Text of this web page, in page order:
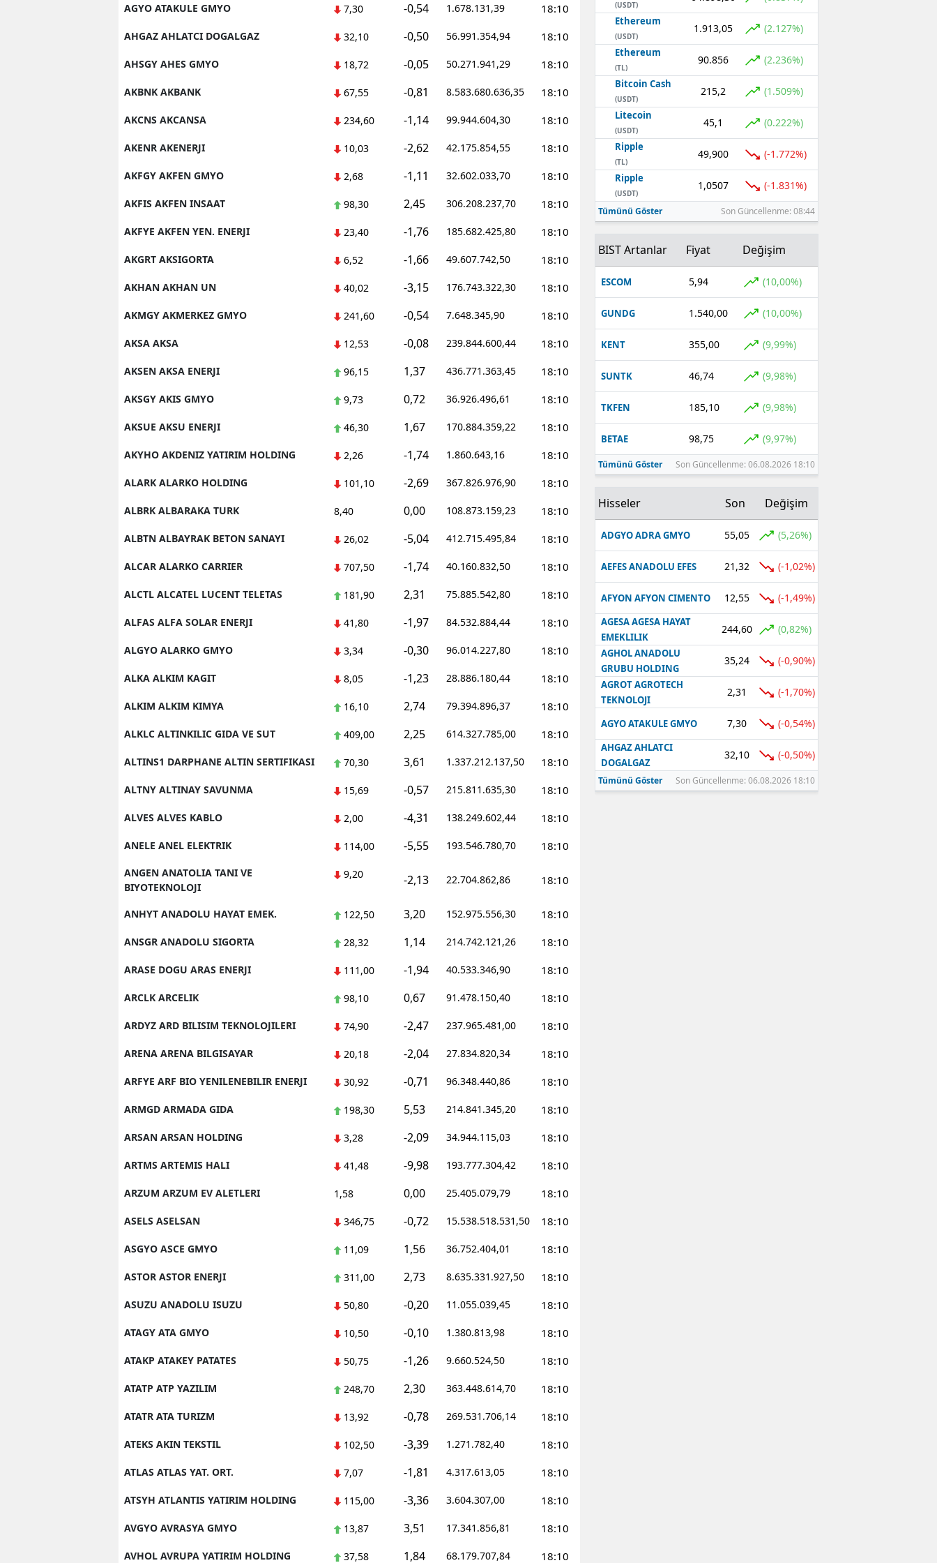
AGYO ATAKULE GMYO 7,30 -0,54 1.678.131,39 18:10
AHGAZ AHLATCI DOGALGAZ 32,10 -0,50 56.991.354,94 18:10
AHSGY AHES GMYO 18,72 -0,05 50.271.941,29 18:10
AKBNK AKBANK 67,55 -0,81 8.583.680.636,35 18:10
AKCNS AKCANSA 234,60 -1,14 99.944.604,30 18:10
AKENR AKENERJI 10,03 -2,62 42.175.854,55 18:10
AKFGY AKFEN GMYO 2,68 -1,11 32.602.033,70 18:10
AKFIS AKFEN INSAAT 98,30 2,45 306.208.237,70 18:10
AKFYE AKFEN YEN. ENERJI 23,40 -1,76 185.682.425,80 18:10
AKGRT AKSIGORTA 6,52 -1,66 49.607.742,50 18:10
AKHAN AKHAN UN 40,02 -3,15 176.743.322,30 18:10
AKMGY AKMERKEZ GMYO 241,60 -0,54 7.648.345,90 18:10
AKSA AKSA 12,53 -0,08 239.844.600,44 18:10
AKSEN AKSA ENERJI 96,15 1,37 436.771.363,45 18:10
AKSGY AKIS GMYO 9,73 0,72 36.926.496,61 18:10
AKSUE AKSU ENERJI 46,30 1,67 170.884.359,22 18:10
AKYHO AKDENIZ YATIRIM HOLDING 2,26 -1,74 1.860.643,16 18:10
ALARK ALARKO HOLDING 101,10 -2,69 367.826.976,90 18:10
ALBRK ALBARAKA TURK 8,40 0,00 108.873.159,23 18:10
ALBTN ALBAYRAK BETON SANAYI 26,02 -5,04 412.715.495,84 18:10
ALCAR ALARKO CARRIER 707,50 -1,74 40.160.832,50 18:10
ALCTL ALCATEL LUCENT TELETAS 181,90 2,31 75.885.542,80 18:10
ALFAS ALFA SOLAR ENERJI 41,80 -1,97 84.532.884,44 18:10
ALGYO ALARKO GMYO 3,34 -0,30 96.014.227,80 18:10
ALKA ALKIM KAGIT 8,05 -1,23 28.886.180,44 18:10
ALKIM ALKIM KIMYA 16,10 2,74 79.394.896,37 18:10
ALKLC ALTINKILIC GIDA VE SUT 409,00 2,25 614.327.785,00 18:10
ALTINS1 DARPHANE ALTIN SERTIFIKASI 70,30 3,61 1.337.212.137,50 18:10
ALTNY ALTINAY SAVUNMA 15,69 -0,57 215.811.635,30 18:10
ALVES ALVES KABLO 2,00 -4,31 138.249.602,44 18:10
ANELE ANEL ELEKTRIK 114,00 -5,55 193.546.780,70 18:10
ANGEN ANATOLIA TANI VE
BIYOTEKNOLOJI
9,20 -2,13 22.704.862,86 18:10
ANHYT ANADOLU HAYAT EMEK. 122,50 3,20 152.975.556,30 18:10
ANSGR ANADOLU SIGORTA 28,32 1,14 214.742.121,26 18:10
ARASE DOGU ARAS ENERJI 111,00 -1,94 40.533.346,90 18:10
ARCLK ARCELIK 98,10 0,67 91.478.150,40 18:10
ARDYZ ARD BILISIM TEKNOLOJILERI 74,90 -2,47 237.965.481,00 18:10
ARENA ARENA BILGISAYAR 20,18 -2,04 27.834.820,34 18:10
ARFYE ARF BIO YENILENEBILIR ENERJI 30,92 -0,71 96.348.440,86 18:10
ARMGD ARMADA GIDA 198,30 5,53 214.841.345,20 18:10
ARSAN ARSAN HOLDING 3,28 -2,09 34.944.115,03 18:10
ARTMS ARTEMIS HALI 41,48 -9,98 193.777.304,42 18:10
ARZUM ARZUM EV ALETLERI 1,58 0,00 25.405.079,79 18:10
ASELS ASELSAN 346,75 -0,72 15.538.518.531,50 18:10
ASGYO ASCE GMYO 11,09 1,56 36.752.404,01 18:10
ASTOR ASTOR ENERJI 311,00 2,73 8.635.331.927,50 18:10
ASUZU ANADOLU ISUZU 50,80 -0,20 11.055.039,45 18:10
ATAGY ATA GMYO 10,50 -0,10 1.380.813,98 18:10
ATAKP ATAKEY PATATES 50,75 -1,26 9.660.524,50 18:10
ATATP ATP YAZILIM 248,70 2,30 363.448.614,70 18:10
ATATR ATA TURIZM 13,92 -0,78 269.531.706,14 18:10
ATEKS AKIN TEKSTIL 102,50 -3,39 1.271.782,40 18:10
ATLAS ATLAS YAT. ORT. 7,07 -1,81 4.317.613,05 18:10
ATSYH ATLANTIS YATIRIM HOLDING 115,00 -3,36 3.604.307,00 18:10
AVGYO AVRASYA GMYO 13,87 3,51 17.341.856,81 18:10
AVHOL AVRUPA YATIRIM HOLDING 37,58 1,84 68.179.707,84 18:10
(USDT)
Ethereum
(USDT)
1.913,05 (2.127%)
Ethereum
(TL)
90.856 (2.236%)
Bitcoin Cash
(USDT)
215,2 (1.509%)
Litecoin
(USDT)
45,1 (0.222%)
Ripple
(TL)
49,900 (-1.772%)
Ripple
(USDT)
1,0507 (-1.831%)
Tümünü Göster Son Güncellenme: 08:44
BIST Artanlar Fiyat Değişim
ESCOM 5,94 (10,00%)
GUNDG 1.540,00 (10,00%)
KENT 355,00 (9,99%)
SUNTK 46,74 (9,98%)
TKFEN 185,10 (9,98%)
BETAE 98,75 (9,97%)
Tümünü Göster Son Güncellenme: 06.08.2026 18:10
Hisseler Son Değişim
ADGYO ADRA GMYO 55,05 (5,26%)
AEFES ANADOLU EFES 21,32 (-1,02%)
AFYON AFYON CIMENTO 12,55 (-1,49%)
AGESA AGESA HAYAT
EMEKLILIK
244,60 (0,82%)
AGHOL ANADOLU
GRUBU HOLDING
35,24 (-0,90%)
AGROT AGROTECH
TEKNOLOJI
2,31 (-1,70%)
AGYO ATAKULE GMYO 7,30 (-0,54%)
AHGAZ AHLATCI
DOGALGAZ
32,10 (-0,50%)
Tümünü Göster Son Güncellenme: 06.08.2026 18:10